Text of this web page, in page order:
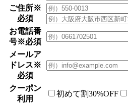
ご住所※
必須
お電話番
号※必須
メールア
ドレス※
必須
クーポン
利用
初めて割30%OFF